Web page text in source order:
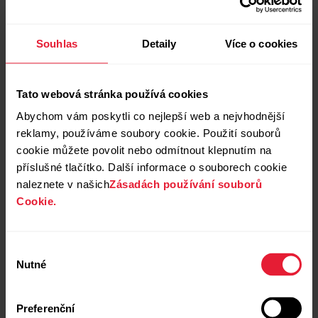
Souhlas Detaily Více o cookies
Tato webová stránka používá cookies
Abychom vám poskytli co nejlepší web a nejvhodnější
reklamy, používáme soubory cookie. Použití souborů
cookie můžete povolit nebo odmítnout klepnutím na
příslušné tlačítko. Další informace o souborech cookie
naleznete v našichZásadách používání souborů
Cookie.
souhlasu
Nutné
Preferenční